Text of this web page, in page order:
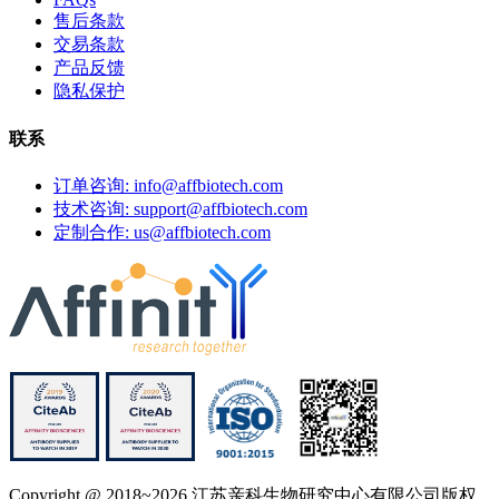
售后条款
交易条款
产品反馈
隐私保护
联系
订单咨询: info@affbiotech.com
技术咨询: support@affbiotech.com
定制合作: us@affbiotech.com
Copyright @ 2018~2026 江苏亲科生物研究中心有限公司版权